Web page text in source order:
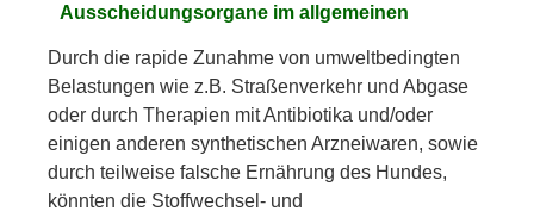
Ausscheidungsorgane im allgemeinen
Durch die rapide Zunahme von umweltbedingten
Belastungen wie z.B. Straßenverkehr und Abgase
oder durch Therapien mit Antibiotika und/oder
einigen anderen synthetischen Arzneiwaren, sowie
durch teilweise falsche Ernährung des Hundes,
könnten die Stoffwechsel- und